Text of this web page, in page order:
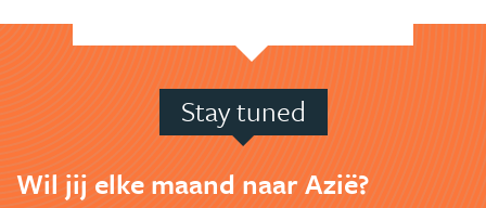
Stay tuned
Wil jij elke maand naar Azië?